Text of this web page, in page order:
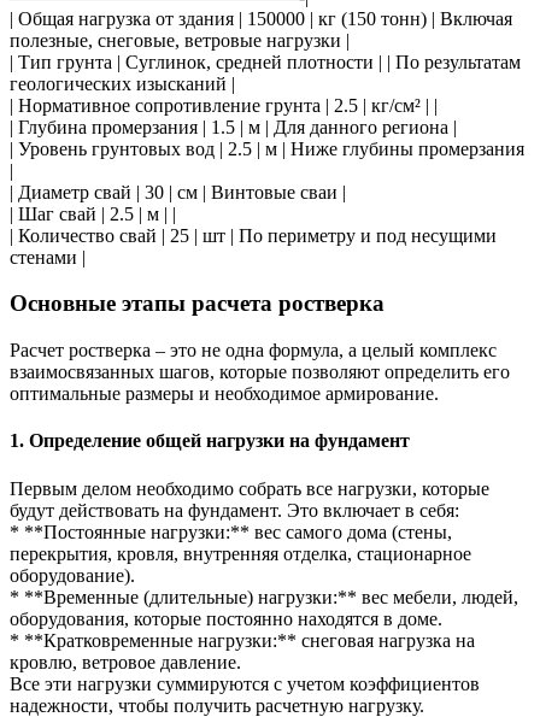
| Общая нагрузка от здания | 150000 | кг (150 тонн) | Включая
полезные, снеговые, ветровые нагрузки |
| Тип грунта | Суглинок, средней плотности | | По результатам
геологических изысканий |
| Нормативное сопротивление грунта | 2.5 | кг/см² | |
| Глубина промерзания | 1.5 | м | Для данного региона |
| Уровень грунтовых вод | 2.5 | м | Ниже глубины промерзания
|
| Диаметр свай | 30 | см | Винтовые сваи |
| Шаг свай | 2.5 | м | |
| Количество свай | 25 | шт | По периметру и под несущими
стенами |
Основные этапы расчета ростверка
Расчет ростверка – это не одна формула, а целый комплекс
взаимосвязанных шагов, которые позволяют определить его
оптимальные размеры и необходимое армирование.
1. Определение общей нагрузки на фундамент
Первым делом необходимо собрать все нагрузки, которые
будут действовать на фундамент. Это включает в себя:
* **Постоянные нагрузки:** вес самого дома (стены,
перекрытия, кровля, внутренняя отделка, стационарное
оборудование).
* **Временные (длительные) нагрузки:** вес мебели, людей,
оборудования, которые постоянно находятся в доме.
* **Кратковременные нагрузки:** снеговая нагрузка на
кровлю, ветровое давление.
Все эти нагрузки суммируются с учетом коэффициентов
надежности, чтобы получить расчетную нагрузку.